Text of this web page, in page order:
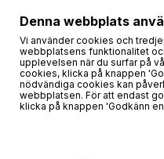
Följ oss!
Denna webbplats
Vi använder cookies och
webbplatsens funktionalitet
upplevelsen när du surfar på
cookies, klicka på knappen
nödvändiga cookies kan
webbplatsen. För att endast
klicka på knappen 'Godkänn